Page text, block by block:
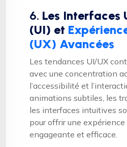
6. Les Interfaces
(UI) et
(UX) Avancées
Les tendances UI/UX
avec une concentration
l’accessibilité et
animations subtiles, les
les interfaces intuitives
pour offrir une
engageante et efficace.